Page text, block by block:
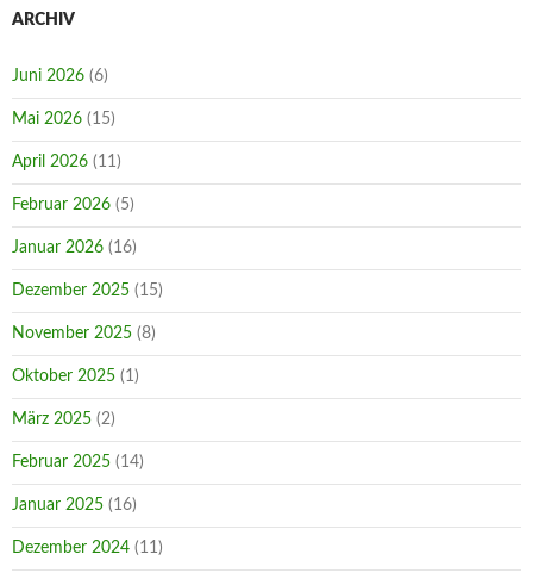
ARCHIV
Juni 2026 (6)
Mai 2026 (15)
April 2026 (11)
Februar 2026 (5)
Januar 2026 (16)
Dezember 2025 (15)
November 2025 (8)
Oktober 2025 (1)
März 2025 (2)
Februar 2025 (14)
Januar 2025 (16)
Dezember 2024 (11)